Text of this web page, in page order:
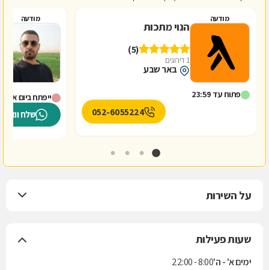
מודעה
הנוי מתכות
(5)
1 דירוגים
באר שבע
פתוח עד 23:59
052-6055224
מודעה
ייפתח ביום א' ב-8:00
שלח
על השירות
שעות פעילות
ימים א' - ה'8:00 - 22:00